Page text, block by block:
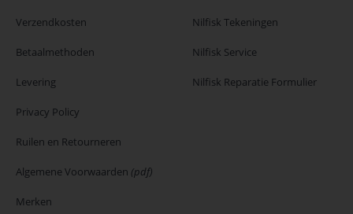
Verzendkosten
Betaalmethoden
Levering
Privacy Policy
Ruilen en Retourneren
Algemene Voorwaarden (pdf)
Merken
Nilfisk Tekeningen
Nilfisk Service
Nilfisk Reparatie Formulier